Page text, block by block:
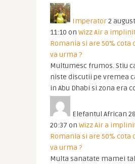
Imperator2
11:10 on Wizz Air a
Romania si are 50% cota
va urma ?
Multumesc frumos. Stiu
niste discutii pe vremea
in Abu Dhabi si zona era
Elefantul African
20:37 on Wizz Air a
Romania si are 50% cota
va urma ?
Multa sanatate mamei